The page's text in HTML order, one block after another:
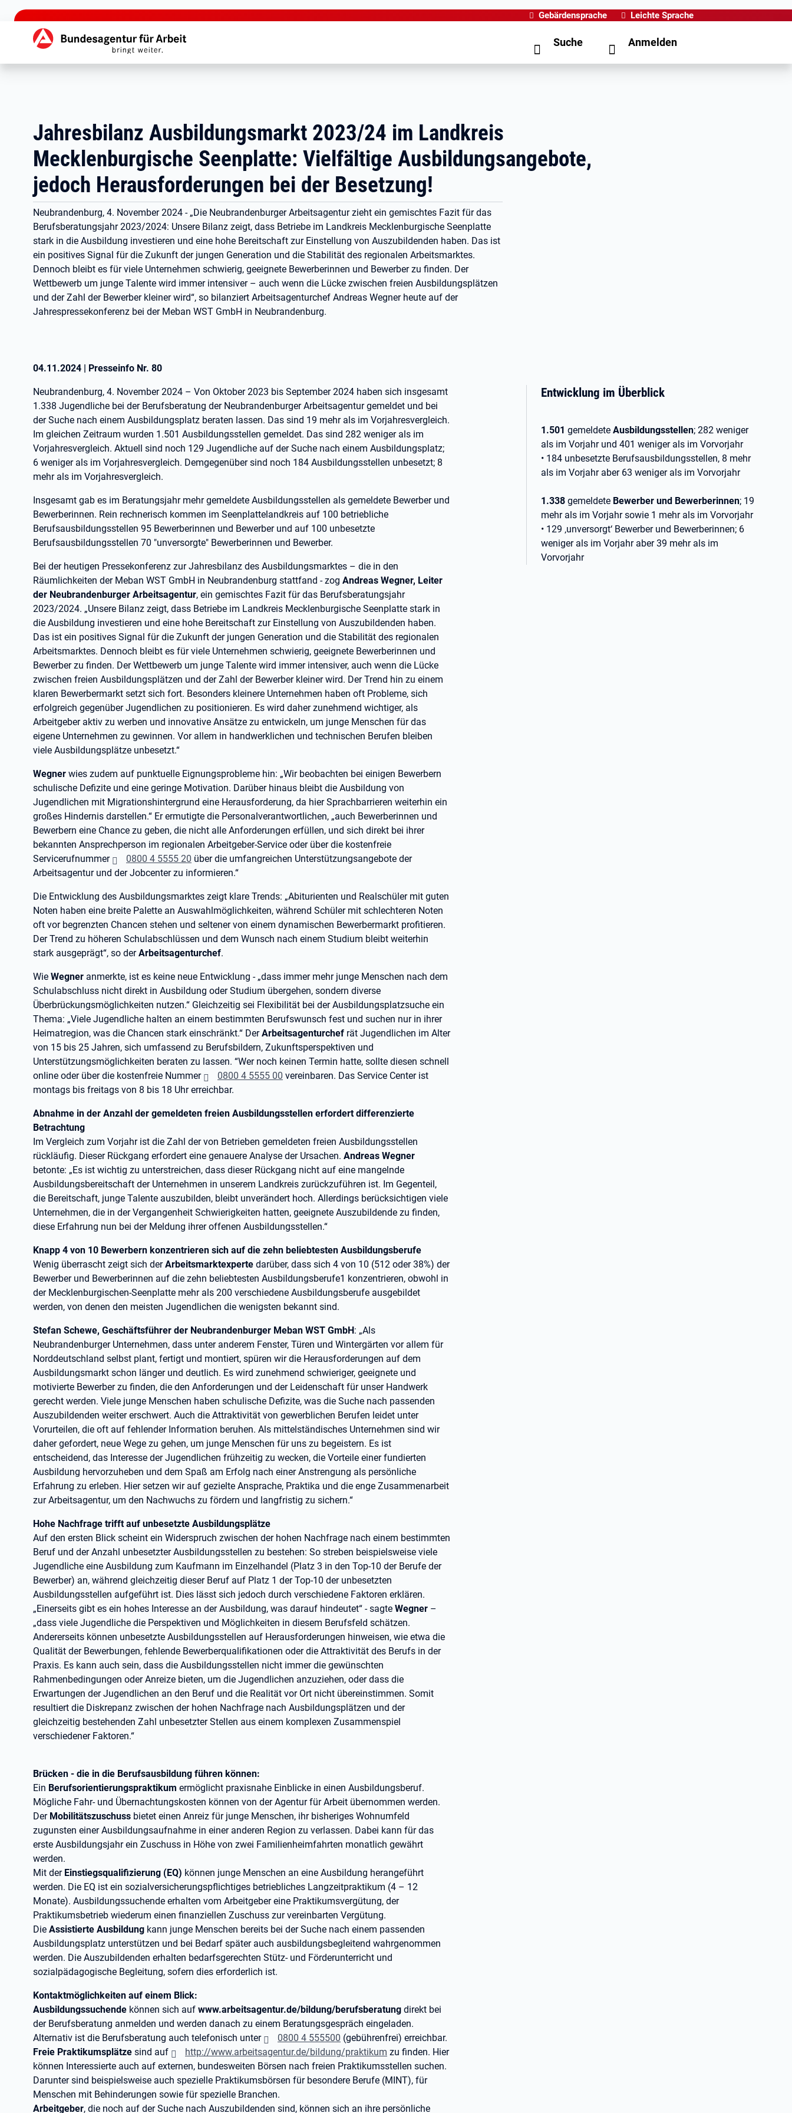
zu den Hauptinhalten springen
Gebärdensprache Leichte Sprache
Hauptnavigation Suche Anmelden
Jahresbilanz Ausbildungsmarkt 2023/24 im Landkreis
Mecklenburgische Seenplatte: Vielfältige Ausbildungsangebote,
jedoch Herausforderungen bei der Besetzung!
Neubrandenburg, 4. November 2024 - „Die Neubrandenburger Arbeitsagentur zieht ein gemischtes Fazit für das
Berufsberatungsjahr 2023/2024: Unsere Bilanz zeigt, dass Betriebe im Landkreis Mecklenburgische Seenplatte
stark in die Ausbildung investieren und eine hohe Bereitschaft zur Einstellung von Auszubildenden haben. Das ist
ein positives Signal für die Zukunft der jungen Generation und die Stabilität des regionalen Arbeitsmarktes.
Dennoch bleibt es für viele Unternehmen schwierig, geeignete Bewerberinnen und Bewerber zu finden. Der
Wettbewerb um junge Talente wird immer intensiver – auch wenn die Lücke zwischen freien Ausbildungsplätzen
und der Zahl der Bewerber kleiner wird“, so bilanziert Arbeitsagenturchef Andreas Wegner heute auf der
Jahrespressekonferenz bei der Meban WST GmbH in Neubrandenburg.
04.11.2024 | Presseinfo Nr. 80
Neubrandenburg, 4. November 2024 – Von Oktober 2023 bis September 2024 haben sich insgesamt
1.338 Jugendliche bei der Berufsberatung der Neubrandenburger Arbeitsagentur gemeldet und bei
der Suche nach einem Ausbildungsplatz beraten lassen. Das sind 19 mehr als im Vorjahresvergleich.
Im gleichen Zeitraum wurden 1.501 Ausbildungsstellen gemeldet. Das sind 282 weniger als im
Vorjahresvergleich. Aktuell sind noch 129 Jugendliche auf der Suche nach einem Ausbildungsplatz;
6 weniger als im Vorjahresvergleich. Demgegenüber sind noch 184 Ausbildungsstellen unbesetzt; 8
mehr als im Vorjahresvergleich.
Insgesamt gab es im Beratungsjahr mehr gemeldete Ausbildungsstellen als gemeldete Bewerber und
Bewerberinnen. Rein rechnerisch kommen im Seenplattelandkreis auf 100 betriebliche
Berufsausbildungsstellen 95 Bewerberinnen und Bewerber und auf 100 unbesetzte
Berufsausbildungsstellen 70 "unversorgte" Bewerberinnen und Bewerber.
Bei der heutigen Pressekonferenz zur Jahresbilanz des Ausbildungsmarktes – die in den
Räumlichkeiten der Meban WST GmbH in Neubrandenburg stattfand - zog Andreas Wegner, Leiter
der Neubrandenburger Arbeitsagentur, ein gemischtes Fazit für das Berufsberatungsjahr
2023/2024. „Unsere Bilanz zeigt, dass Betriebe im Landkreis Mecklenburgische Seenplatte stark in
die Ausbildung investieren und eine hohe Bereitschaft zur Einstellung von Auszubildenden haben.
Das ist ein positives Signal für die Zukunft der jungen Generation und die Stabilität des regionalen
Arbeitsmarktes. Dennoch bleibt es für viele Unternehmen schwierig, geeignete Bewerberinnen und
Bewerber zu finden. Der Wettbewerb um junge Talente wird immer intensiver, auch wenn die Lücke
zwischen freien Ausbildungsplätzen und der Zahl der Bewerber kleiner wird. Der Trend hin zu einem
klaren Bewerbermarkt setzt sich fort. Besonders kleinere Unternehmen haben oft Probleme, sich
erfolgreich gegenüber Jugendlichen zu positionieren. Es wird daher zunehmend wichtiger, als
Arbeitgeber aktiv zu werben und innovative Ansätze zu entwickeln, um junge Menschen für das
eigene Unternehmen zu gewinnen. Vor allem in handwerklichen und technischen Berufen bleiben
viele Ausbildungsplätze unbesetzt.“
Wegner wies zudem auf punktuelle Eignungsprobleme hin: „Wir beobachten bei einigen Bewerbern
schulische Defizite und eine geringe Motivation. Darüber hinaus bleibt die Ausbildung von
Jugendlichen mit Migrationshintergrund eine Herausforderung, da hier Sprachbarrieren weiterhin ein
großes Hindernis darstellen.“ Er ermutigte die Personalverantwortlichen, „auch Bewerberinnen und
Bewerbern eine Chance zu geben, die nicht alle Anforderungen erfüllen, und sich direkt bei ihrer
bekannten Ansprechperson im regionalen Arbeitgeber-Service oder über die kostenfreie
Servicerufnummer
0800 4 5555 20 über die umfangreichen Unterstützungsangebote der
Arbeitsagentur und der Jobcenter zu informieren.“
Die Entwicklung des Ausbildungsmarktes zeigt klare Trends: „Abiturienten und Realschüler mit guten
Noten haben eine breite Palette an Auswahlmöglichkeiten, während Schüler mit schlechteren Noten
oft vor begrenzten Chancen stehen und seltener von einem dynamischen Bewerbermarkt profitieren.
Der Trend zu höheren Schulabschlüssen und dem Wunsch nach einem Studium bleibt weiterhin
stark ausgeprägt“, so derArbeitsagenturchef.
Wie Wegner anmerkte, ist es keine neue Entwicklung - „dass immer mehr junge Menschen nach dem
Schulabschluss nicht direkt in Ausbildung oder Studium übergehen, sondern diverse
Überbrückungsmöglichkeiten nutzen.“ Gleichzeitig sei Flexibilität bei der Ausbildungsplatzsuche ein
Thema: „Viele Jugendliche halten an einem bestimmten Berufswunsch fest und suchen nur in ihrer
Heimatregion, was die Chancen stark einschränkt.“ DerArbeitsagenturchef rät Jugendlichen im Alter
von 15 bis 25 Jahren, sich umfassend zu Berufsbildern, Zukunftsperspektiven und
Unterstützungsmöglichkeiten beraten zu lassen. “Wer noch keinen Termin hatte, sollte diesen schnell
online oder über die kostenfreie Nummer
0800 4 5555 00 vereinbaren. Das Service Center ist
montags bis freitags von 8 bis 18 Uhr erreichbar.
Abnahme in der Anzahl der gemeldeten freien Ausbildungsstellen erfordert differenzierte
Betrachtung
Im Vergleich zum Vorjahr ist die Zahl der von Betrieben gemeldeten freien Ausbildungsstellen
rückläufig. Dieser Rückgang erfordert eine genauere Analyse der Ursachen. Andreas Wegner
betonte: „Es ist wichtig zu unterstreichen, dass dieser Rückgang nicht auf eine mangelnde
Ausbildungsbereitschaft der Unternehmen in unserem Landkreis zurückzuführen ist. Im Gegenteil,
die Bereitschaft, junge Talente auszubilden, bleibt unverändert hoch. Allerdings berücksichtigen viele
Unternehmen, die in der Vergangenheit Schwierigkeiten hatten, geeignete Auszubildende zu finden,
diese Erfahrung nun bei der Meldung ihrer offenen Ausbildungsstellen.“
Knapp 4 von 10 Bewerbern konzentrieren sich auf die zehn beliebtesten Ausbildungsberufe
Wenig überrascht zeigt sich derArbeitsmarktexperte darüber, dass sich 4 von 10 (512 oder 38%) der
Bewerber und Bewerberinnen auf die zehn beliebtesten Ausbildungsberufe1 konzentrieren, obwohl in
der Mecklenburgischen-Seenplatte mehr als 200 verschiedene Ausbildungsberufe ausgebildet
werden, von denen den meisten Jugendlichen die wenigsten bekannt sind.
Stefan Schewe, Geschäftsführer der Neubrandenburger Meban WST GmbH: „Als
Neubrandenburger Unternehmen, dass unter anderem Fenster, Türen und Wintergärten vor allem für
Norddeutschland selbst plant, fertigt und montiert, spüren wir die Herausforderungen auf dem
Ausbildungsmarkt schon länger und deutlich. Es wird zunehmend schwieriger, geeignete und
motivierte Bewerber zu finden, die den Anforderungen und der Leidenschaft für unser Handwerk
gerecht werden. Viele junge Menschen haben schulische Defizite, was die Suche nach passenden
Auszubildenden weiter erschwert. Auch die Attraktivität von gewerblichen Berufen leidet unter
Vorurteilen, die oft auf fehlender Information beruhen. Als mittelständisches Unternehmen sind wir
daher gefordert, neue Wege zu gehen, um junge Menschen für uns zu begeistern. Es ist
entscheidend, das Interesse der Jugendlichen frühzeitig zu wecken, die Vorteile einer fundierten
Ausbildung hervorzuheben und dem Spaß am Erfolg nach einer Anstrengung als persönliche
Erfahrung zu erleben. Hier setzen wir auf gezielte Ansprache, Praktika und die enge Zusammenarbeit
zur Arbeitsagentur, um den Nachwuchs zu fördern und langfristig zu sichern.“
Hohe Nachfrage trifft auf unbesetzte Ausbildungsplätze
Auf den ersten Blick scheint ein Widerspruch zwischen der hohen Nachfrage nach einem bestimmten
Beruf und der Anzahl unbesetzter Ausbildungsstellen zu bestehen: So streben beispielsweise viele
Jugendliche eine Ausbildung zum Kaufmann im Einzelhandel (Platz 3 in den Top-10 der Berufe der
Bewerber) an, während gleichzeitig dieser Beruf auf Platz 1 der Top-10 der unbesetzten
Ausbildungsstellen aufgeführt ist. Dies lässt sich jedoch durch verschiedene Faktoren erklären.
„Einerseits gibt es ein hohes Interesse an der Ausbildung, was darauf hindeutet“ - sagte Wegner –
„dass viele Jugendliche die Perspektiven und Möglichkeiten in diesem Berufsfeld schätzen.
Andererseits können unbesetzte Ausbildungsstellen auf Herausforderungen hinweisen, wie etwa die
Qualität der Bewerbungen, fehlende Bewerberqualifikationen oder die Attraktivität des Berufs in der
Praxis. Es kann auch sein, dass die Ausbildungsstellen nicht immer die gewünschten
Rahmenbedingungen oder Anreize bieten, um die Jugendlichen anzuziehen, oder dass die
Erwartungen der Jugendlichen an den Beruf und die Realität vor Ort nicht übereinstimmen. Somit
resultiert die Diskrepanz zwischen der hohen Nachfrage nach Ausbildungsplätzen und der
gleichzeitig bestehenden Zahl unbesetzter Stellen aus einem komplexen Zusammenspiel
verschiedener Faktoren.“
Brücken - die in die Berufsausbildung führen können:
Ein Berufsorientierungspraktikum ermöglicht praxisnahe Einblicke in einen Ausbildungsberuf.
Mögliche Fahr- und Übernachtungskosten können von der Agentur für Arbeit übernommen werden.
Der Mobilitätszuschuss bietet einen Anreiz für junge Menschen, ihr bisheriges Wohnumfeld
zugunsten einer Ausbildungsaufnahme in einer anderen Region zu verlassen. Dabei kann für das
erste Ausbildungsjahr ein Zuschuss in Höhe von zwei Familienheimfahrten monatlich gewährt
werden.
Mit der Einstiegsqualifizierung (EQ) können junge Menschen an eine Ausbildung herangeführt
werden. Die EQ ist ein sozialversicherungspflichtiges betriebliches Langzeitpraktikum (4 – 12
Monate). Ausbildungssuchende erhalten vom Arbeitgeber eine Praktikumsvergütung, der
Praktikumsbetrieb wiederum einen finanziellen Zuschuss zur vereinbarten Vergütung.
Die Assistierte Ausbildung kann junge Menschen bereits bei der Suche nach einem passenden
Ausbildungsplatz unterstützen und bei Bedarf später auch ausbildungsbegleitend wahrgenommen
werden. Die Auszubildenden erhalten bedarfsgerechten Stütz- und Förderunterricht und
sozialpädagogische Begleitung, sofern dies erforderlich ist.
Kontaktmöglichkeiten auf einem Blick:
Ausbildungssuchende können sich auf www.arbeitsagentur.de/bildung/berufsberatung direkt bei
der Berufsberatung anmelden und werden danach zu einem Beratungsgespräch eingeladen.
Alternativ ist die Berufsberatung auch telefonisch unter
0800 4 555500 (gebührenfrei) erreichbar.
Freie Praktikumsplätze sind auf http://www.arbeitsagentur.de/bildung/praktikum zu finden. Hier
können Interessierte auch auf externen, bundesweiten Börsen nach freien Praktikumsstellen suchen.
Darunter sind beispielsweise auch spezielle Praktikumsbörsen für besondere Berufe (MINT), für
Menschen mit Behinderungen sowie für spezielle Branchen.
Arbeitgeber, die noch auf der Suche nach Auszubildenden sind, können sich an ihre persönliche
Entwicklung im Überblick
1.501 gemeldeteAusbildungsstellen; 282 weniger
als im Vorjahr und 401 weniger als im Vorvorjahr
• 184 unbesetzte Berufsausbildungsstellen, 8 mehr
als im Vorjahr aber 63 weniger als im Vorvorjahr
1.338 gemeldete Bewerber und Bewerberinnen; 19
mehr als im Vorjahr sowie 1 mehr als im Vorvorjahr
• 129 ‚unversorgt‘ Bewerber und Bewerberinnen; 6
weniger als im Vorjahr aber 39 mehr als im
Vorvorjahr